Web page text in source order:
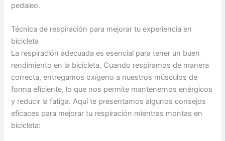
pedaleo.
Técnica de respiración para mejorar tu experiencia en
bicicleta
La respiración adecuada es esencial para tener un buen
rendimiento en la bicicleta. Cuando respiramos de manera
correcta, entregamos oxígeno a nuestros músculos de
forma eficiente, lo que nos permite mantenernos enérgicos
y reducir la fatiga. Aquí te presentamos algunos consejos
eficaces para mejorar tu respiración mientras montas en
bicicleta: